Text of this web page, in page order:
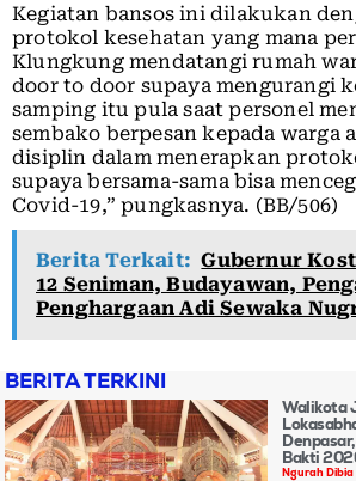
Kegiatan bansos ini dilakukan
protokol kesehatan yang mana
Klungkung mendatangi rumah
door to door supaya mengurangi
samping itu pula saat personel
sembako berpesan kepada warga
disiplin dalam menerapkan
supaya bersama-sama bisa
Covid-19,” pungkasnya. (BB/506)
Berita Terkait: Gubernur
12 Seniman, Budayawan,
Penghargaan Adi Sewaka
BERITA TERKINI
Walikota
Bakti
Ngurah Dibia